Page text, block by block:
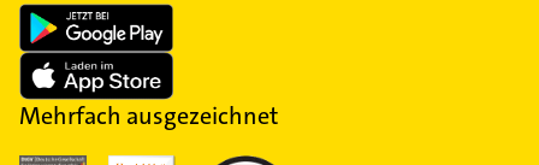
Mehrfach ausgezeichnet